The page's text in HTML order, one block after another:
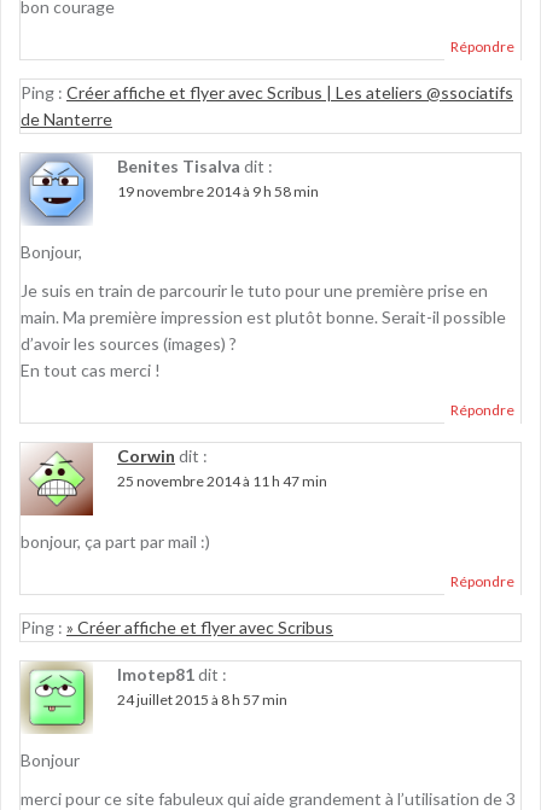
bon courage
Répondre
Ping : Créer affiche et flyer avec Scribus | Les ateliers @ssociatifs
de Nanterre
Benites Tisalva dit :
19 novembre 2014 à 9 h 58 min
Bonjour,
Je suis en train de parcourir le tuto pour une première prise en
main. Ma première impression est plutôt bonne. Serait-il possible
d’avoir les sources (images) ?
En tout cas merci !
Répondre
Corwin dit :
25 novembre 2014 à 11 h 47 min
bonjour, ça part par mail :)
Répondre
Ping : » Créer affiche et flyer avec Scribus
Imotep81dit :
24 juillet 2015 à 8 h 57 min
Bonjour
merci pour ce site fabuleux qui aide grandement à l’utilisation de 3